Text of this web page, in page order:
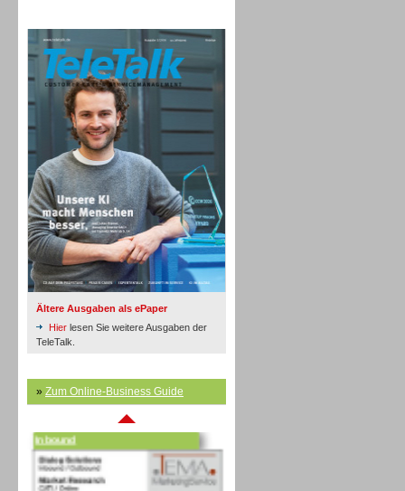
Ältere Ausgaben als ePaper
Hier lesen Sie weitere Ausgaben der
TeleTalk.
» Zum Online-Business Guide
Inbound
Inbound